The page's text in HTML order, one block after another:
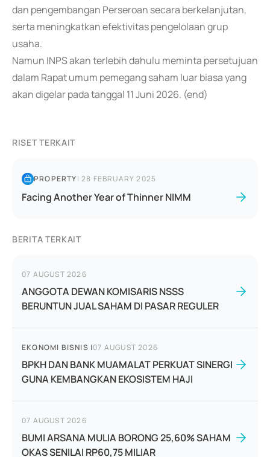
dan pengembangan Perseroan secara berkelanjutan,
serta meningkatkan efektivitas pengelolaan grup
usaha.
Namun INPS akan terlebih dahulu meminta persetujuan
dalam Rapat umum pemegang saham luar biasa yang
akan digelar pada tanggal 11 Juni 2026. (end)
RISET TERKAIT
PROPERTY|28 FEBRUARY 2025
Facing Another Year of Thinner NIMM
BERITA TERKAIT
07 AUGUST 2026
ANGGOTA DEWAN KOMISARIS NSSS
BERUNTUN JUAL SAHAM DI PASAR REGULER
EKONOMI BISNIS |07 AUGUST 2026
BPKH DAN BANK MUAMALAT PERKUAT SINERGI
GUNA KEMBANGKAN EKOSISTEM HAJI
07 AUGUST 2026
BUMI ARSANA MULIA BORONG 25,60% SAHAM
OKAS SENILAI RP60,75 MILIAR